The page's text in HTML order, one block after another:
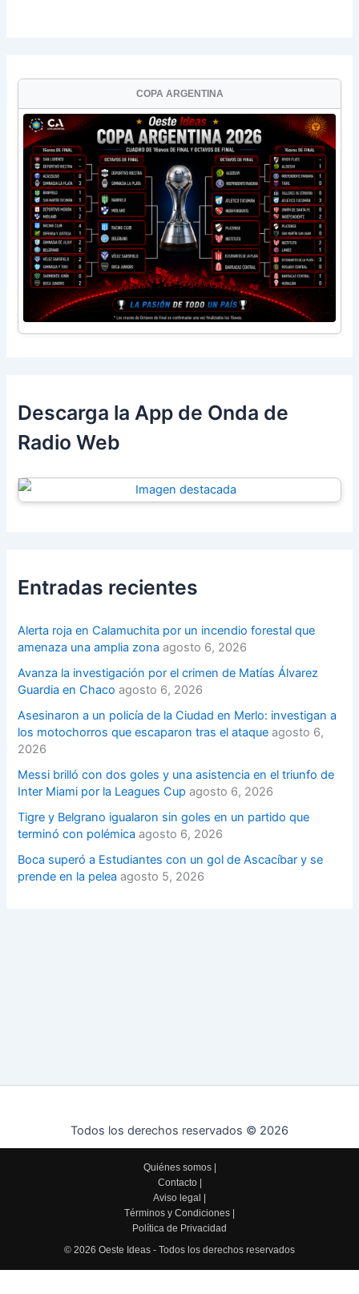
COPA ARGENTINA
Descarga la App de Onda de
Radio Web
Entradas recientes
Alerta roja en Calamuchita por un incendio forestal que
amenaza una amplia zona agosto 6, 2026
Avanza la investigación por el crimen de Matías Álvarez
Guardia en Chaco agosto 6, 2026
Asesinaron a un policía de la Ciudad en Merlo: investigan a
los motochorros que escaparon tras el ataque agosto 6,
2026
Messi brilló con dos goles y una asistencia en el triunfo de
Inter Miami por la Leagues Cup agosto 6, 2026
Tigre y Belgrano igualaron sin goles en un partido que
terminó con polémica agosto 6, 2026
Boca superó a Estudiantes con un gol de Ascacíbar y se
prende en la pelea agosto 5, 2026
Todos los derechos reservados © 2026
Quiénes somos|
Contacto|
Aviso legal
Términos y Condiciones
Política de Privacidad
© 2026 Oeste Ideas - Todos los derechos reservados